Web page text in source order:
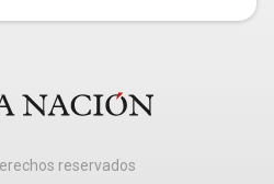
reservados